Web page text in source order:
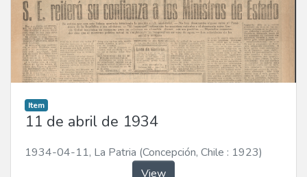
Item
11 de abril de 1934
1934-04-11, La Patria (Concepción, Chile : 1923)
View